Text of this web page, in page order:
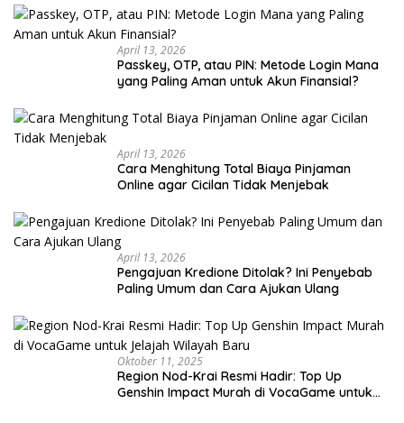
April 13, 2026
Passkey, OTP, atau PIN: Metode Login Mana
yang Paling Aman untuk Akun Finansial?
April 13, 2026
Cara Menghitung Total Biaya Pinjaman
Online agar Cicilan Tidak Menjebak
April 13, 2026
Pengajuan Kredione Ditolak? Ini Penyebab
Paling Umum dan Cara Ajukan Ulang
Oktober 11, 2025
Region Nod-Krai Resmi Hadir: Top Up
Genshin Impact Murah di VocaGame untuk